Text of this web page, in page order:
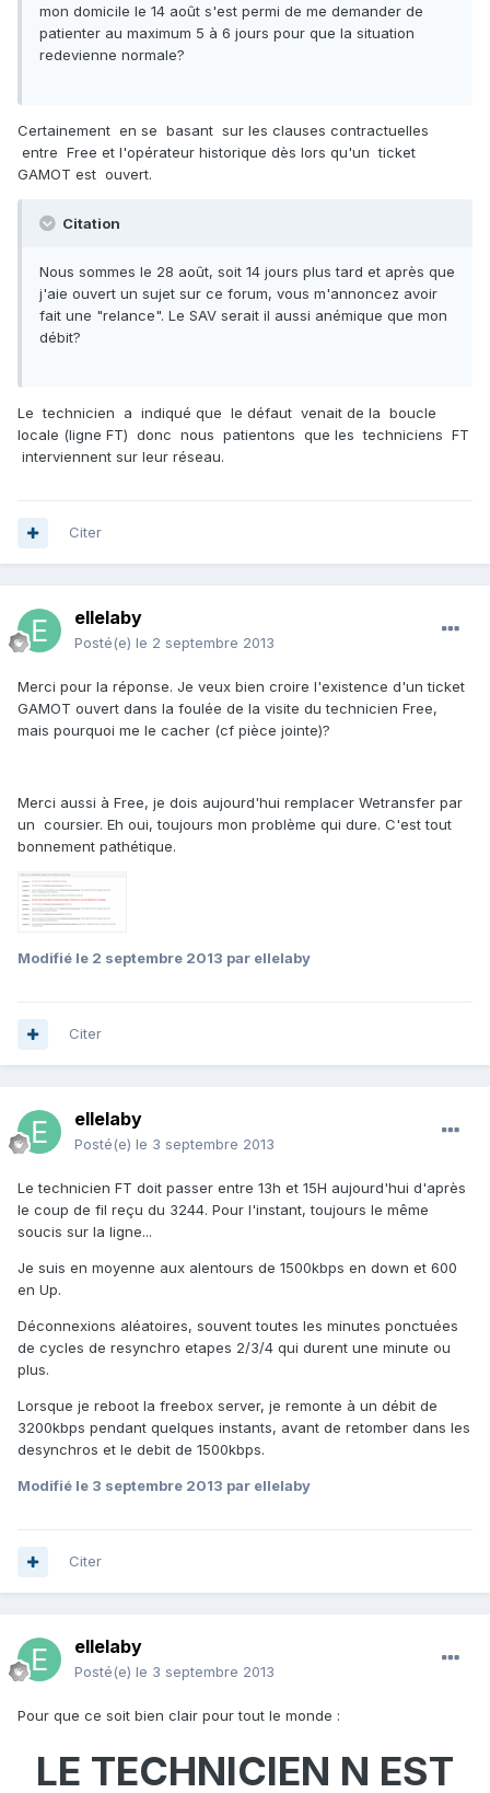
mon domicile le 14 août s'est permi de me demander de
patienter au maximum 5 à 6 jours pour que la situation
redevienne normale?
Certainement en se basant sur les clauses contractuelles
entre Free et l'opérateur historique dès lors qu'un ticket
GAMOT est ouvert.
Citation
Nous sommes le 28 août, soit 14 jours plus tard et après que
j'aie ouvert un sujet sur ce forum, vous m'annoncez avoir
fait une "relance". Le SAV serait il aussi anémique que mon
débit?
Le technicien a indiqué que le défaut venait de la boucle
locale (ligne FT) donc nous patientons que les techniciens FT
interviennent sur leur réseau.
Citer
ellelaby
Posté(e) le 2 septembre 2013
Merci pour la réponse. Je veux bien croire l'existence d'un ticket
GAMOT ouvert dans la foulée de la visite du technicien Free,
mais pourquoi me le cacher (cf pièce jointe)?
Merci aussi à Free, je dois aujourd'hui remplacer Wetransfer par
un coursier. Eh oui, toujours mon problème qui dure. C'est tout
bonnement pathétique.
Modifié le 2 septembre 2013 par ellelaby
Citer
ellelaby
Posté(e) le 3 septembre 2013
Le technicien FT doit passer entre 13h et 15H aujourd'hui d'après
le coup de fil reçu du 3244. Pour l'instant, toujours le même
soucis sur la ligne...
Je suis en moyenne aux alentours de 1500kbps en down et 600
en Up.
Déconnexions aléatoires, souvent toutes les minutes ponctuées
de cycles de resynchro etapes 2/3/4 qui durent une minute ou
plus.
Lorsque je reboot la freebox server, je remonte à un débit de
3200kbps pendant quelques instants, avant de retomber dans les
desynchros et le debit de 1500kbps.
Modifié le 3 septembre 2013 par ellelaby
Citer
ellelaby
Posté(e) le 3 septembre 2013
Pour que ce soit bien clair pour tout le monde :
LE TECHNICIEN N EST